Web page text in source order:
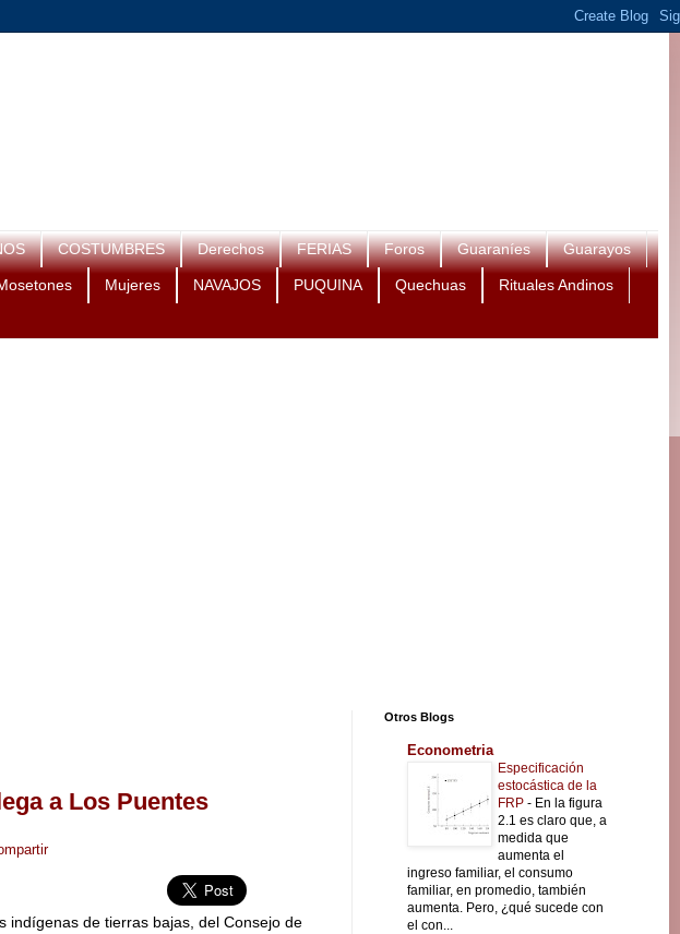
COSTUMBRES Derechos FERIAS Foros Guaraníes Guarayos
Mujeres NAVAJOS PUQUINA Quechuas Rituales Andinos
a Los Puentes
indígenas de tierras bajas, del Consejo de
Otros Blogs
Econometria
Especificación
estocástica de la
FRP - En la figura
2.1 es claro que, a
medida que
aumenta el
ingreso familiar, el consumo
familiar, en promedio, también
aumenta. Pero, ¿qué sucede con
el con...